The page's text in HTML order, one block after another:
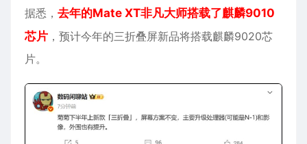
据悉， 去年的Mate XT非凡大师搭载了麒麟9010
芯片 ，预计今年的三折叠屏新品将搭载麒麟9020芯
片。